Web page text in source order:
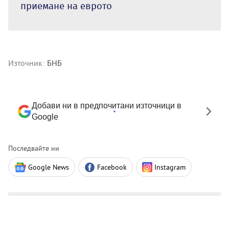
приемане на еврото
Източник: БНБ
Добави ни в предпочитани източници в
Google
Последвайте ни
Google News Facebook Instagram